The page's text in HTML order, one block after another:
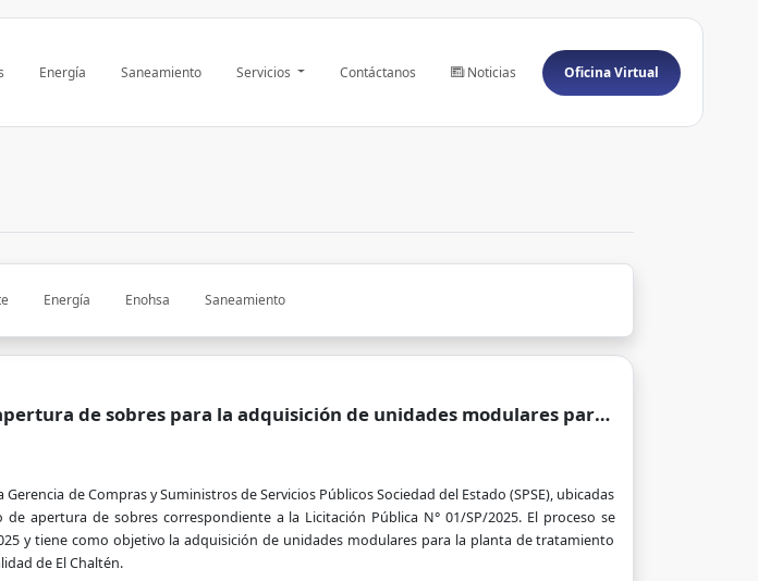
Energía Saneamiento Servicios Contáctanos Noticias Oficina Virtual
Energía Enohsa Saneamiento
de sobres para la adquisición de unidades modulares para
de Compras y Suministros de Servicios Públicos Sociedad del Estado (SPSE), ubicadas
apertura de sobres correspondiente a la Licitación Pública N° 01/SP/2025. El proceso se
y tiene como objetivo la adquisición de unidades modulares para la planta de tratamiento
de El Chaltén.